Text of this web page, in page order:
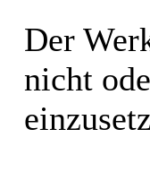
Der
nicht